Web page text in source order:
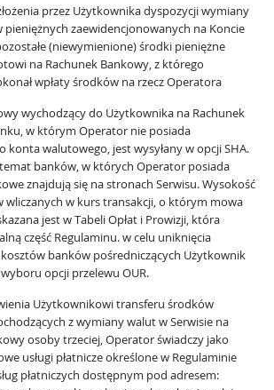
przez Użytkownika dyspozycji wymiany
pieniężnych zaewidencjonowanych na Koncie
(niewymienione) środki pieniężne
na Rachunek Bankowy, z którego
wpłaty środków na rzecz Operatora
wychodzący do Użytkownika na Rachunek
w którym Operator nie posiada
konta walutowego, jest wysyłany w opcji SHA.
banków, w których Operator posiada
znajdują się na stronach Serwisu. Wysokość
wliczanych w kurs transakcji, o którym mowa
jest w Tabeli Opłat i Prowizji, która
część Regulaminu. w celu uniknięcia
banków pośredniczących Użytkownik
opcji przelewu OUR.
Użytkownikowi transferu środków
z wymiany walut w Serwisie na
osoby trzeciej, Operator świadczy jako
usługi płatnicze określone w Regulaminie
płatniczych dostępnym pod adresem: